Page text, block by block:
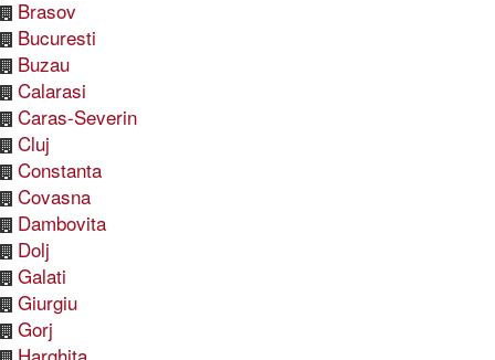
Brasov
Bucuresti
Buzau
Calarasi
Caras-Severin
Cluj
Constanta
Covasna
Dambovita
Dolj
Galati
Giurgiu
Gorj